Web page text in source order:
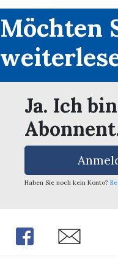
Möchten
Ja. Ich bin
Haben Sie noch kein Konto?
Share Share